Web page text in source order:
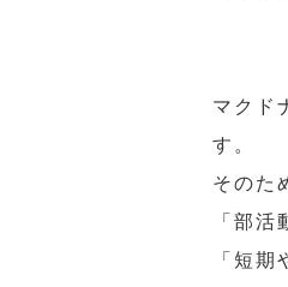
マクド
す。
そのた
「部
「短